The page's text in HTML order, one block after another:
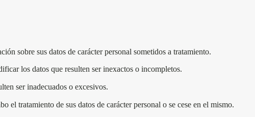
sobre sus datos de carácter personal sometidos a tratamiento.
los datos que resulten ser inexactos o incompletos.
ser inadecuados o excesivos.
el tratamiento de sus datos de carácter personal o se cese en el mismo.